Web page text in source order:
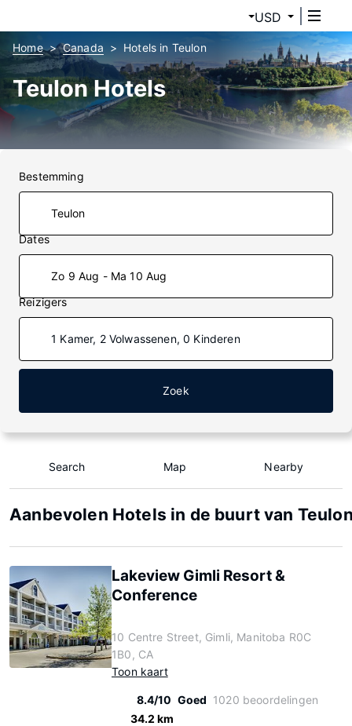
USD
Home Canada Hotels in Teulon
Teulon Hotels
Bestemming
Dates
Zo 9 Aug - Ma 10 Aug
Reizigers
1 Kamer, 2 Volwassenen, 0 Kinderen
Zoek
Search Map Nearby
Aanbevolen Hotels in de buurt van
Lakeview Gimli Resort &
Conference
10 Centre Street, Gimli, Manitoba R0C
1B0, CA
Toon kaart
8.4/10 Goed 1020 beoordelingen
34.2 km